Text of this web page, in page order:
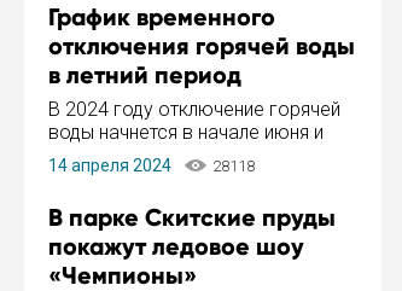
Пахомов.
График временного
отключения горячей воды
в летний период
В 2024 году отключение горячей
воды начнется в начале июня и
завершится в конце августа.
Период отключения составит не
14 апреля 2024 28118
В парке Скитские пруды
покажут ледовое шоу
«Чемпионы»